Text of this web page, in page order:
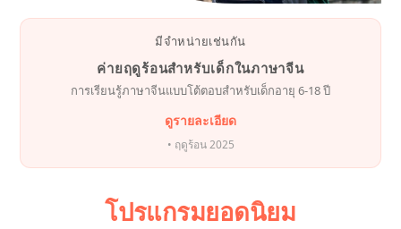
มีจำหน่ายเช่นกัน
ค่ายฤดูร้อนสำหรับเด็กในภาษาจีน
การเรียนรู้ภาษาจีนแบบโต้ตอบสำหรับเด็กอายุ 6-18 ปี
ดูรายละเอียด
• ฤดูร้อน 2025
โปรแกรมยอดนิยม